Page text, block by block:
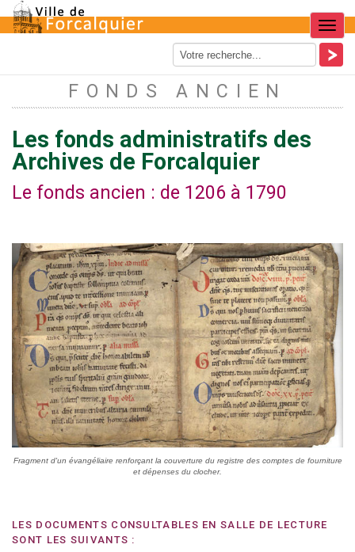
FONDS ANCIEN
Les fonds administratifs des
Archives de Forcalquier
Le fonds ancien : de 1206 à 1790
Fragment d'un évangéliaire renforçant la couverture du registre des comptes de fourniture
et dépenses du clocher.
LES DOCUMENTS CONSULTABLES EN SALLE DE LECTURE
SONT LES SUIVANTS :
Menu